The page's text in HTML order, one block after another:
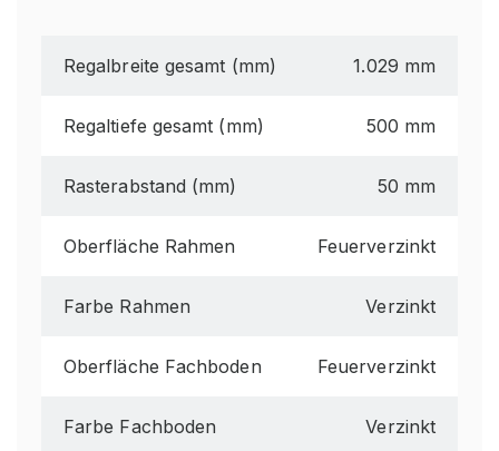
Regalbreite gesamt (mm) 1.029 mm
Regaltiefe gesamt (mm) 500 mm
Rasterabstand (mm) 50 mm
Oberfläche Rahmen Feuerverzinkt
Farbe Rahmen Verzinkt
Oberfläche Fachboden Feuerverzinkt
Farbe Fachboden Verzinkt